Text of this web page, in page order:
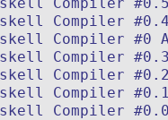
Compiler
Compiler #0
Compiler
Compiler
Compiler
Compiler